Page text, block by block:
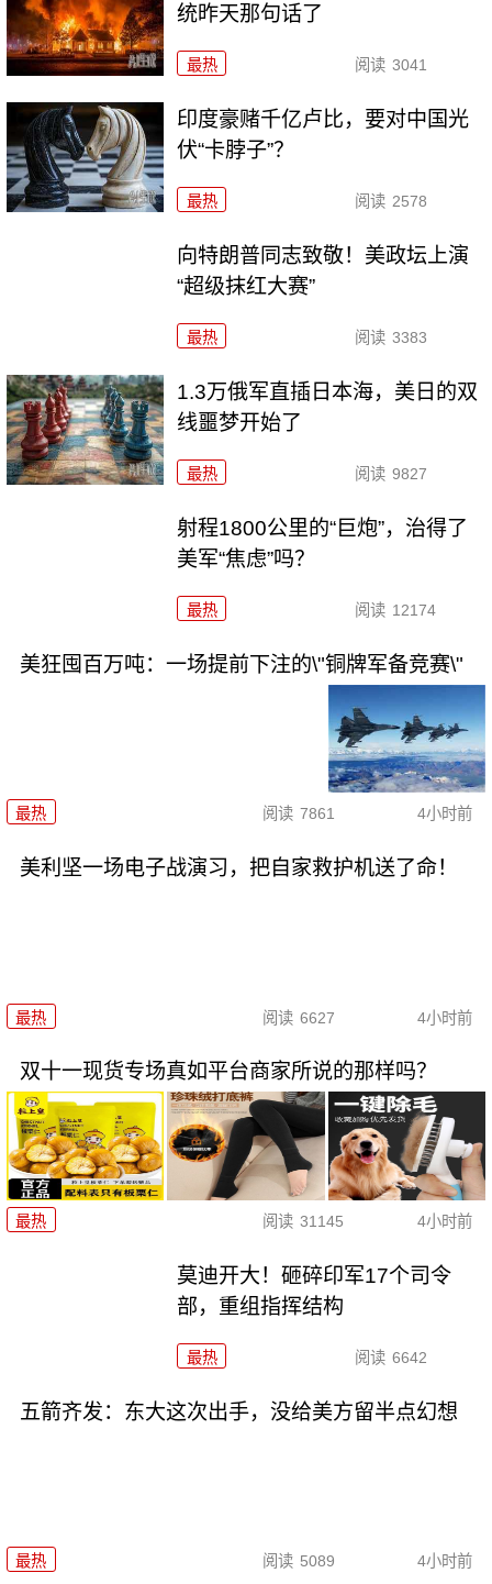
统昨天那句话了
最热 阅读 3041
印度豪赌千亿卢比，要对中国光
伏“卡脖子”？
最热 阅读 2578
向特朗普同志致敬！美政坛上演
“超级抹红大赛”
最热 阅读 3383
1.3万俄军直插日本海，美日的双
线噩梦开始了
最热 阅读 9827
射程1800公里的“巨炮”，治得了
美军“焦虑”吗？
最热 阅读 12174
美狂囤百万吨：一场提前下注的\"铜牌军备竞赛\"
最热 阅读 7861 4小时前
美利坚一场电子战演习，把自家救护机送了命！
最热 阅读 6627 4小时前
双十一现货专场真如平台商家所说的那样吗？
最热 阅读 31145 4小时前
莫迪开大！砸碎印军17个司令
部，重组指挥结构
最热 阅读 6642
五箭齐发：东大这次出手，没给美方留半点幻想
最热 阅读 5089 4小时前